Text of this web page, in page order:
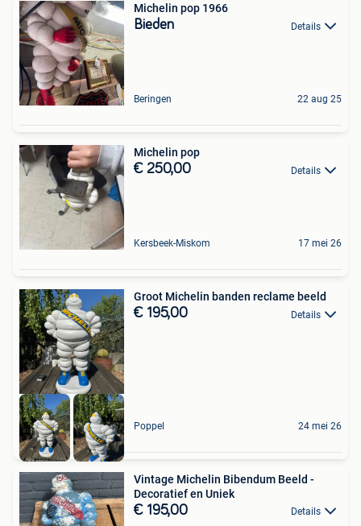
Michelin pop 1966
Bieden Details
Beringen 22 aug 25
Michelin pop
€ 250,00 Details
Kersbeek-Miskom 17 mei 26
Groot Michelin banden reclame beeld
€ 195,00 Details
Poppel 24 mei 26
Vintage Michelin Bibendum Beeld -
Decoratief en Uniek
€ 195,00 Details